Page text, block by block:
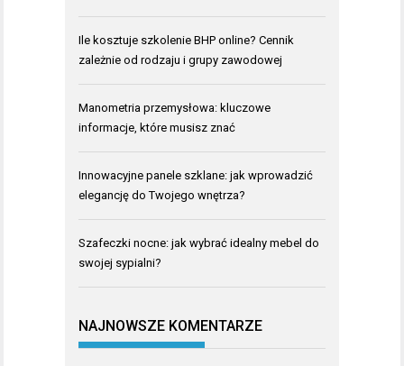
Ile kosztuje szkolenie BHP online? Cennik
zależnie od rodzaju i grupy zawodowej
Manometria przemysłowa: kluczowe
informacje, które musisz znać
Innowacyjne panele szklane: jak wprowadzić
elegancję do Twojego wnętrza?
Szafeczki nocne: jak wybrać idealny mebel do
swojej sypialni?
NAJNOWSZE KOMENTARZE